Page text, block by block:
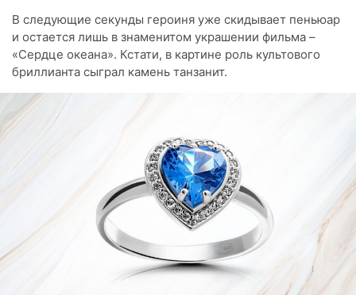
В следующие секунды героиня уже скидывает пеньюар
и остается лишь в знаменитом украшении фильма –
«Сердце океана». Кстати, в картине роль культового
бриллианта сыграл камень танзанит.